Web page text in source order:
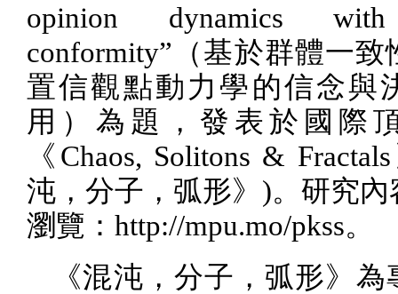
opinion dynamics
conformity”（基於群體一致
置信觀點動力學的信念與
用）為題，發表於國際
《 Chaos, Solitons & Fractals
沌，分子，弧形》 )。研究
瀏覽： http://mpu.mo/pkss。
《混沌，分子，弧形》